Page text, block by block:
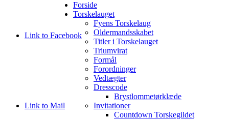
Link to Facebook
Link to Mail
Forside
Torskelauget
Fyens Torskelaug
Oldermandsskabet
Titler i Torskelauget
Triumvirat
Formål
Forordninger
Vedtægter
Dresscode
Brystlommetørklæde
Invitationer
Countdown Torskegildet